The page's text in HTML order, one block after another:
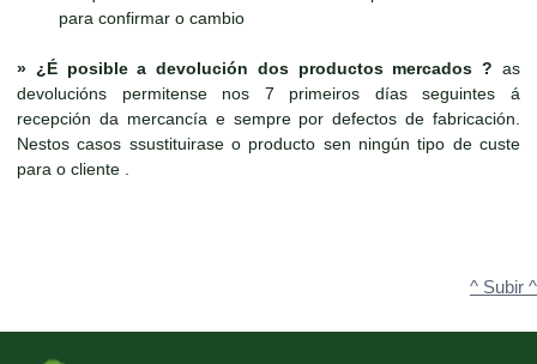
para confirmar o cambio
» ¿É posible a devolución dos productos mercados ? as
devolucións permitense nos 7 primeiros días seguintes á
recepción da mercancía e sempre por defectos de fabricación.
Nestos casos ssustituirase o producto sen ningún tipo de custe
para o cliente .
^ Subir ^